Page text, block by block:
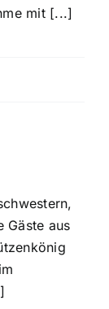
mit [...]
Gäste aus